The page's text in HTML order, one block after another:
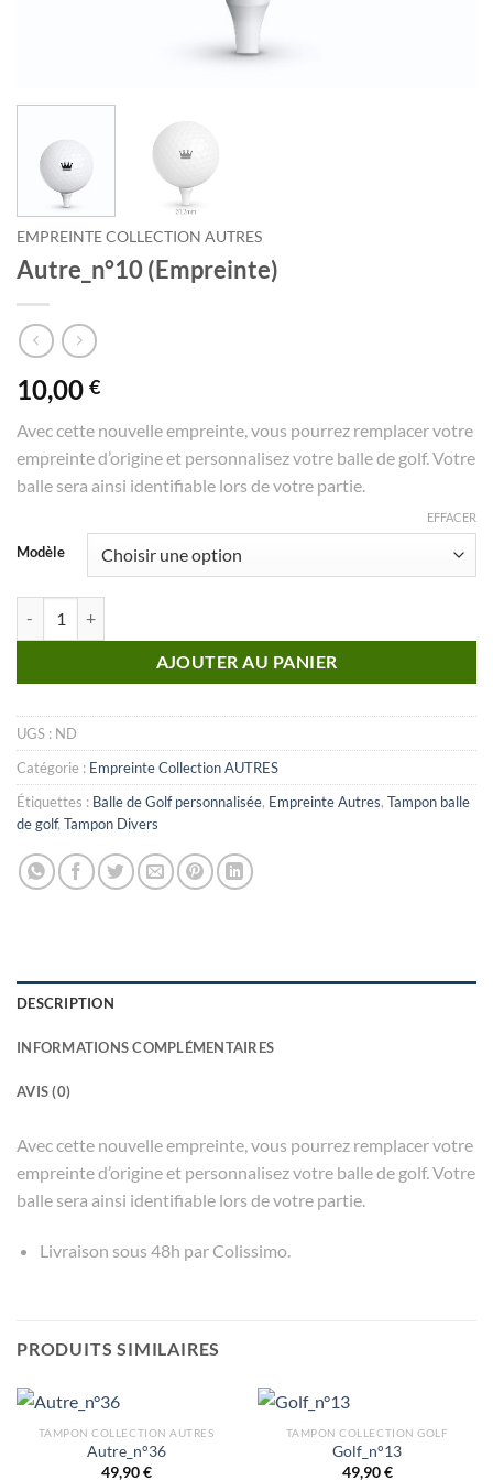
EMPREINTE COLLECTION AUTRES
Autre_n°10 (Empreinte)
10,00 €
Avec cette nouvelle empreinte, vous pourrez remplacer votre
empreinte d’origine et personnalisez votre balle de golf. Votre
balle sera ainsi identifiable lors de votre partie.
Modèle
EFFACER
AJOUTER AU PANIER
UGS : ND
Catégorie : Empreinte Collection AUTRES
Étiquettes : Balle de Golf personnalisée, Empreinte Autres, Tampon balle
de golf, Tampon Divers
DESCRIPTION
INFORMATIONS COMPLÉMENTAIRES
AVIS (0)
Avec cette nouvelle empreinte, vous pourrez remplacer votre
empreinte d’origine et personnalisez votre balle de golf. Votre
balle sera ainsi identifiable lors de votre partie.
Livraison sous 48h par Colissimo.
PRODUITS SIMILAIRES
TAMPON COLLECTION AUTRES
Autre_n°36
49,90€
TAMPON COLLECTION GOLF
Golf_n°13
49,90€